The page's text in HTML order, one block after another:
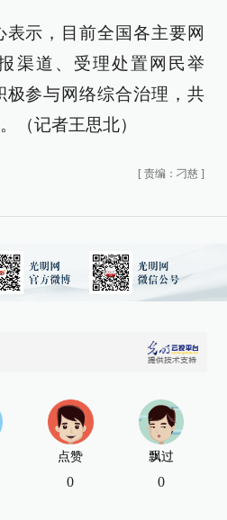
示，目前全国各主要网
渠道、受理处置网民举
极参与网络综合治理，共
（记者王思北）
[ 责编：刁慈 ]
点赞
0
飘过
0